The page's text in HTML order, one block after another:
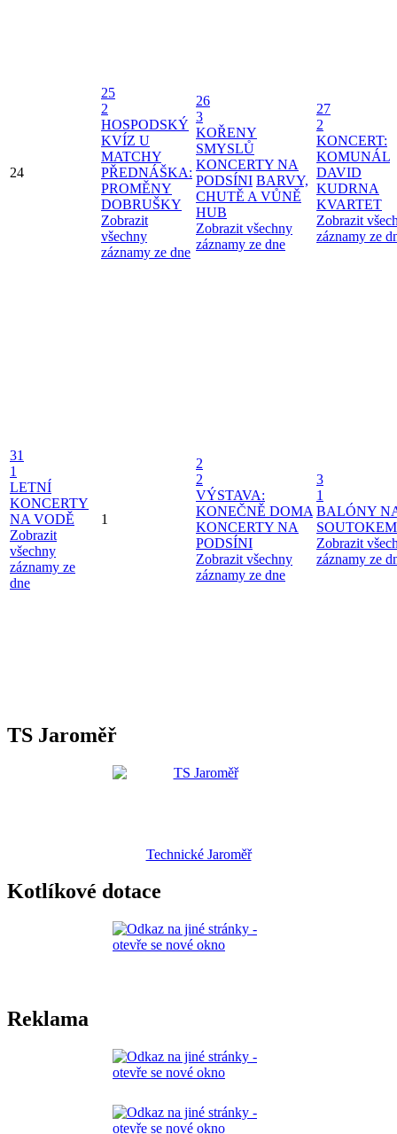
24
25
2
HOSPODSKÝ
KVÍZ U
MATCHY
PŘEDNÁŠKA:
PROMĚNY
DOBRUŠKY
Zobrazit
všechny
záznamy ze dne
26
3
KOŘENY
SMYSLŮ
KONCERTY NA
PODSÍNI BARVY,
CHUTĚ A VŮNĚ
HUB
Zobrazit všechny
záznamy ze dne
27
2
KONCERT:
KOMUNÁL
DAVID
KUDRNA
KVARTET
Zobrazit
záznamy ze
31
1
LETNÍ
KONCERTY
NA VODĚ
Zobrazit
všechny
záznamy ze
dne
1
2
2
VÝSTAVA:
KONEČNĚ DOMA
KONCERTY NA
PODSÍNI
Zobrazit všechny
záznamy ze dne
3
1
BALÓNY
SOUTOKEM
Zobrazit
záznamy ze
TS Jaroměř
Technické Jaroměř
Kotlíkové dotace
Reklama